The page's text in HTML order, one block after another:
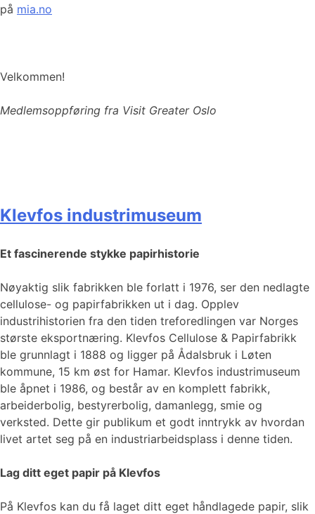
på mia.no
Velkommen!
Medlemsoppføring fra Visit Greater Oslo
Klevfos industrimuseum
Et fascinerende stykke papirhistorie
Nøyaktig slik fabrikken ble forlatt i 1976, ser den nedlagte
cellulose- og papirfabrikken ut i dag. Opplev
industrihistorien fra den tiden treforedlingen var Norges
største eksportnæring. Klevfos Cellulose & Papirfabrikk
ble grunnlagt i 1888 og ligger på Ådalsbruk i Løten
kommune, 15 km øst for Hamar. Klevfos industrimuseum
ble åpnet i 1986, og består av en komplett fabrikk,
arbeiderbolig, bestyrerbolig, damanlegg, smie og
verksted. Dette gir publikum et godt inntrykk av hvordan
livet artet seg på en industriarbeidsplass i denne tiden.
Lag ditt eget papir på Klevfos
På Klevfos kan du få laget ditt eget håndlagede papir, slik